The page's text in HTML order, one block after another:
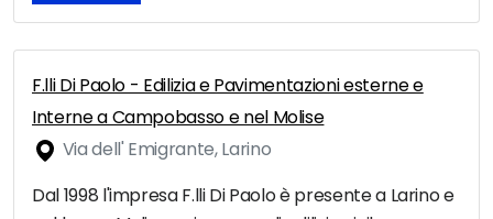
F.lli Di Paolo - Edilizia e Pavimentazioni esterne e
Interne a Campobasso e nel Molise
Via dell' Emigrante, Larino
Dal 1998 l'impresa F.lli Di Paolo è presente a Larino e